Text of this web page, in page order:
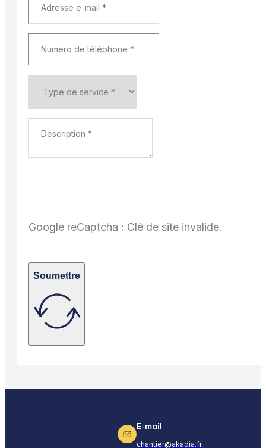
Google reCaptcha : Clé de site invalide.
Soumettre
E-mail
chantier@akadia.fr